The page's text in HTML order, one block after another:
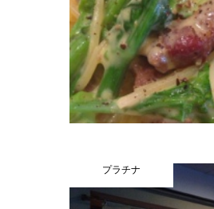
プラチナ